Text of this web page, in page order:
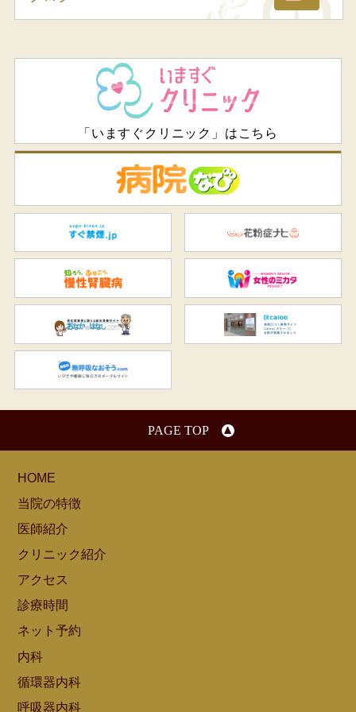
「いますぐクリニック」はこちら
すぐ禁煙.jp
知ろう、ふせごう。慢性腎臓
おなかのはなし.com
PAGE TOP
HOME
当院の特徴
医師紹介
クリニック紹介
アクセス
診療時間
ネット予約
内科
循環器内科
呼吸器内科